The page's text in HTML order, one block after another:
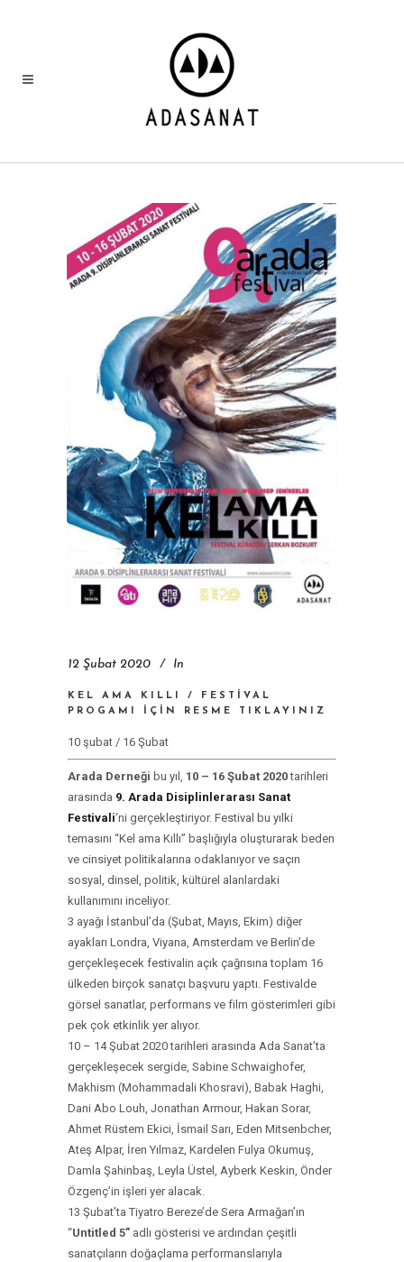
12 Şubat 2020 In
KEL AMA KILLI / FESTIVAL
PROGAMI IÇIN RESME TIKLAYINIZ
10 şubat / 16 Şubat
Arada Derneği bu yıl, 10 – 16 Şubat 2020tarihleri
arasında 9. Arada Disiplinlerarası Sanat
Festivali‘ni gerçekleştiriyor. Festival bu yılki
temasını “Kel ama Kıllı” başlığıyla oluşturarak beden
ve cinsiyet politikalarına odaklanıyor ve saçın
sosyal, dinsel, politik, kültürel alanlardaki
kullanımını inceliyor.
3 ayağı İstanbul’da (Şubat, Mayıs, Ekim) diğer
ayakları Londra, Viyana, Amsterdam ve Berlin’de
gerçekleşecek festivalin açık çağrısına toplam 16
ülkeden birçok sanatçı başvuru yaptı. Festivalde
görsel sanatlar, performans ve film gösterimleri gibi
pek çok etkinlik yer alıyor.
10 – 14 Şubat 2020 tarihleri arasında Ada Sanat’ta
gerçekleşecek sergide, Sabine Schwaighofer,
Makhism (Mohammadali Khosravi), Babak Haghi,
Dani Abo Louh, Jonathan Armour, Hakan Sorar,
Ahmet Rüstem Ekici, İsmail Sarı, Eden Mitsenbcher,
Ateş Alpar, İren Yılmaz, Kardelen Fulya Okumuş,
Damla Şahinbaş, Leyla Üstel, Ayberk Keskin, Önder
Özgenç’in işleri yer alacak.
13 Şubat’ta Tiyatro Bereze’de Sera Armağan’ın
“Untitled 5” adlı gösterisi ve ardından çeşitli
sanatçıların doğaçlama performanslarıyla